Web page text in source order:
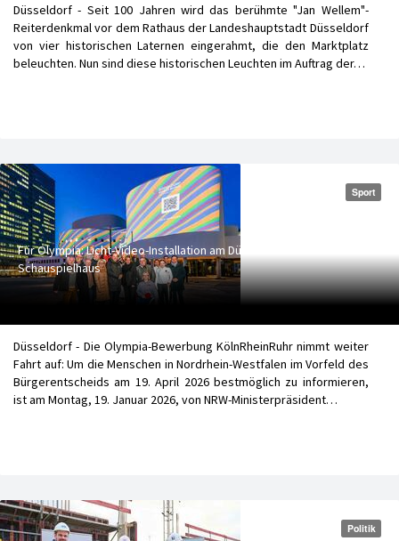
Düsseldorf - Seit 100 Jahren wird das berühmte "Jan Wellem"-
Reiterdenkmal vor dem Rathaus der Landeshauptstadt Düsseldorf
von vier historischen Laternen eingerahmt, die den Marktplatz
beleuchten. Nun sind diese historischen Leuchten im Auftrag der…
Sport
Für Olympia: Licht-Video-Installation am Düsseldorfer
Schauspielhaus
Düsseldorf - Die Olympia-Bewerbung KölnRheinRuhr nimmt weiter
Fahrt auf: Um die Menschen in Nordrhein-Westfalen im Vorfeld des
Bürgerentscheids am 19. April 2026 bestmöglich zu informieren,
ist am Montag, 19. Januar 2026, von NRW-Ministerpräsident…
Politik